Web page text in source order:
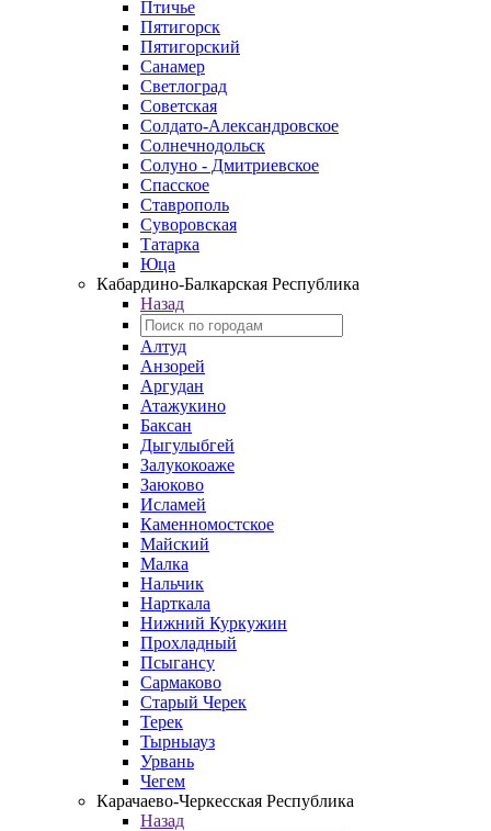
Птичье
Пятигорск
Пятигорский
Санамер
Светлоград
Советская
Солдато-Александровское
Солнечнодольск
Солуно - Дмитриевское
Спасское
Ставрополь
Суворовская
Татарка
Юца
Кабардино‑Балкарская Республика
Назад
Алтуд
Анзорей
Аргудан
Атажукино
Баксан
Дыгулыбгей
Залукокоаже
Заюково
Исламей
Каменномостское
Майский
Малка
Нальчик
Нарткала
Нижний Куркужин
Прохладный
Псыгансу
Сармаково
Старый Черек
Терек
Тырныауз
Урвань
Чегем
Карачаево-Черкесская Республика
Назад